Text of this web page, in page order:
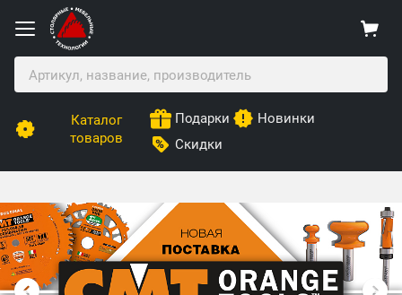
Каталог
товаров
Подарки
Новинки
Скидки
Столярные Мебельные Технологии